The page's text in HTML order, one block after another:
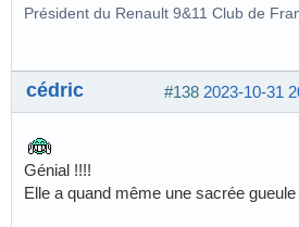
Président du Renault 9&11 Club de
#138 2023-10-31
cédric
Génial !!!!
Elle a quand même une sacrée